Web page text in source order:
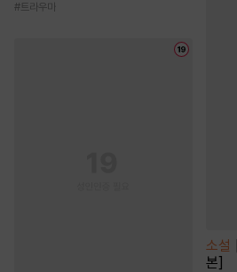
#트라우마
소설
본]